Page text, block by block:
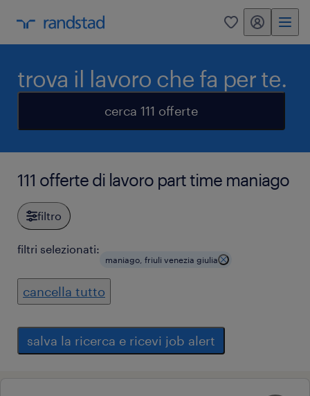
0 my randstad
trova il lavoro che fa per te.
cerca 111 offerte
111 offerte di lavoro part time maniago
filtro
filtri selezionati:
maniago, friuli venezia giulia
cancella tutto
salva la ricerca e ricevi job alert